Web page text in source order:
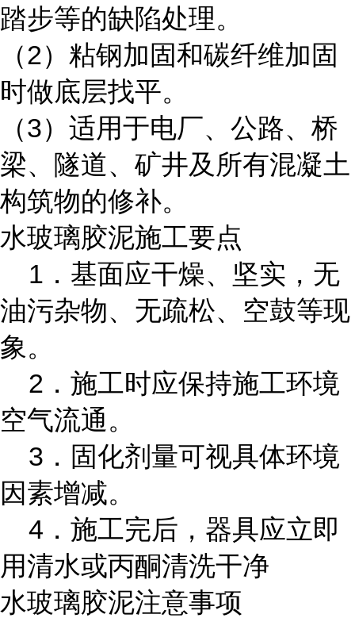
踏步等的缺陷处理。
（2）粘钢加固和碳纤维加固
时做底层找平。
（3）适用于电厂、公路、桥
梁、隧道、矿井及所有混凝土
构筑物的修补。
水玻璃胶泥施工要点
1．基面应干燥、坚实，无
油污杂物、无疏松、空鼓等现
象。
2．施工时应保持施工环境
空气流通。
3．固化剂量可视具体环境
因素增减。
4．施工完后，器具应立即
用清水或丙酮清洗干净
水玻璃胶泥注意事项